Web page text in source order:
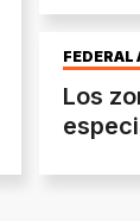
FEDERAL
Los